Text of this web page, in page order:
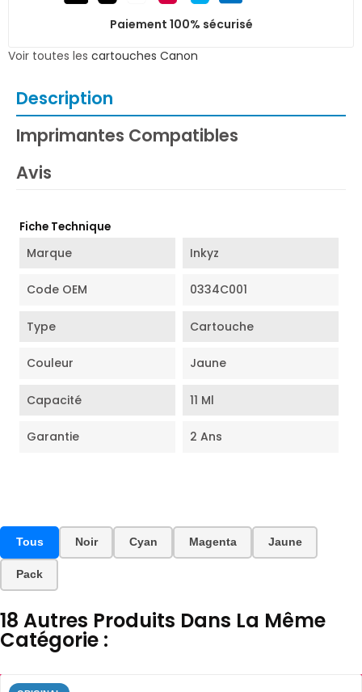
Paiement 100% sécurisé
Voir toutes les cartouches Canon
Description
Imprimantes Compatibles
Avis
Fiche Technique
Marque Inkyz
Code OEM 0334C001
Type Cartouche
Couleur Jaune
Capacité 11 Ml
Garantie 2 Ans
Tous Noir Cyan Magenta Jaune
Pack
18 Autres Produits Dans La Même
Catégorie :